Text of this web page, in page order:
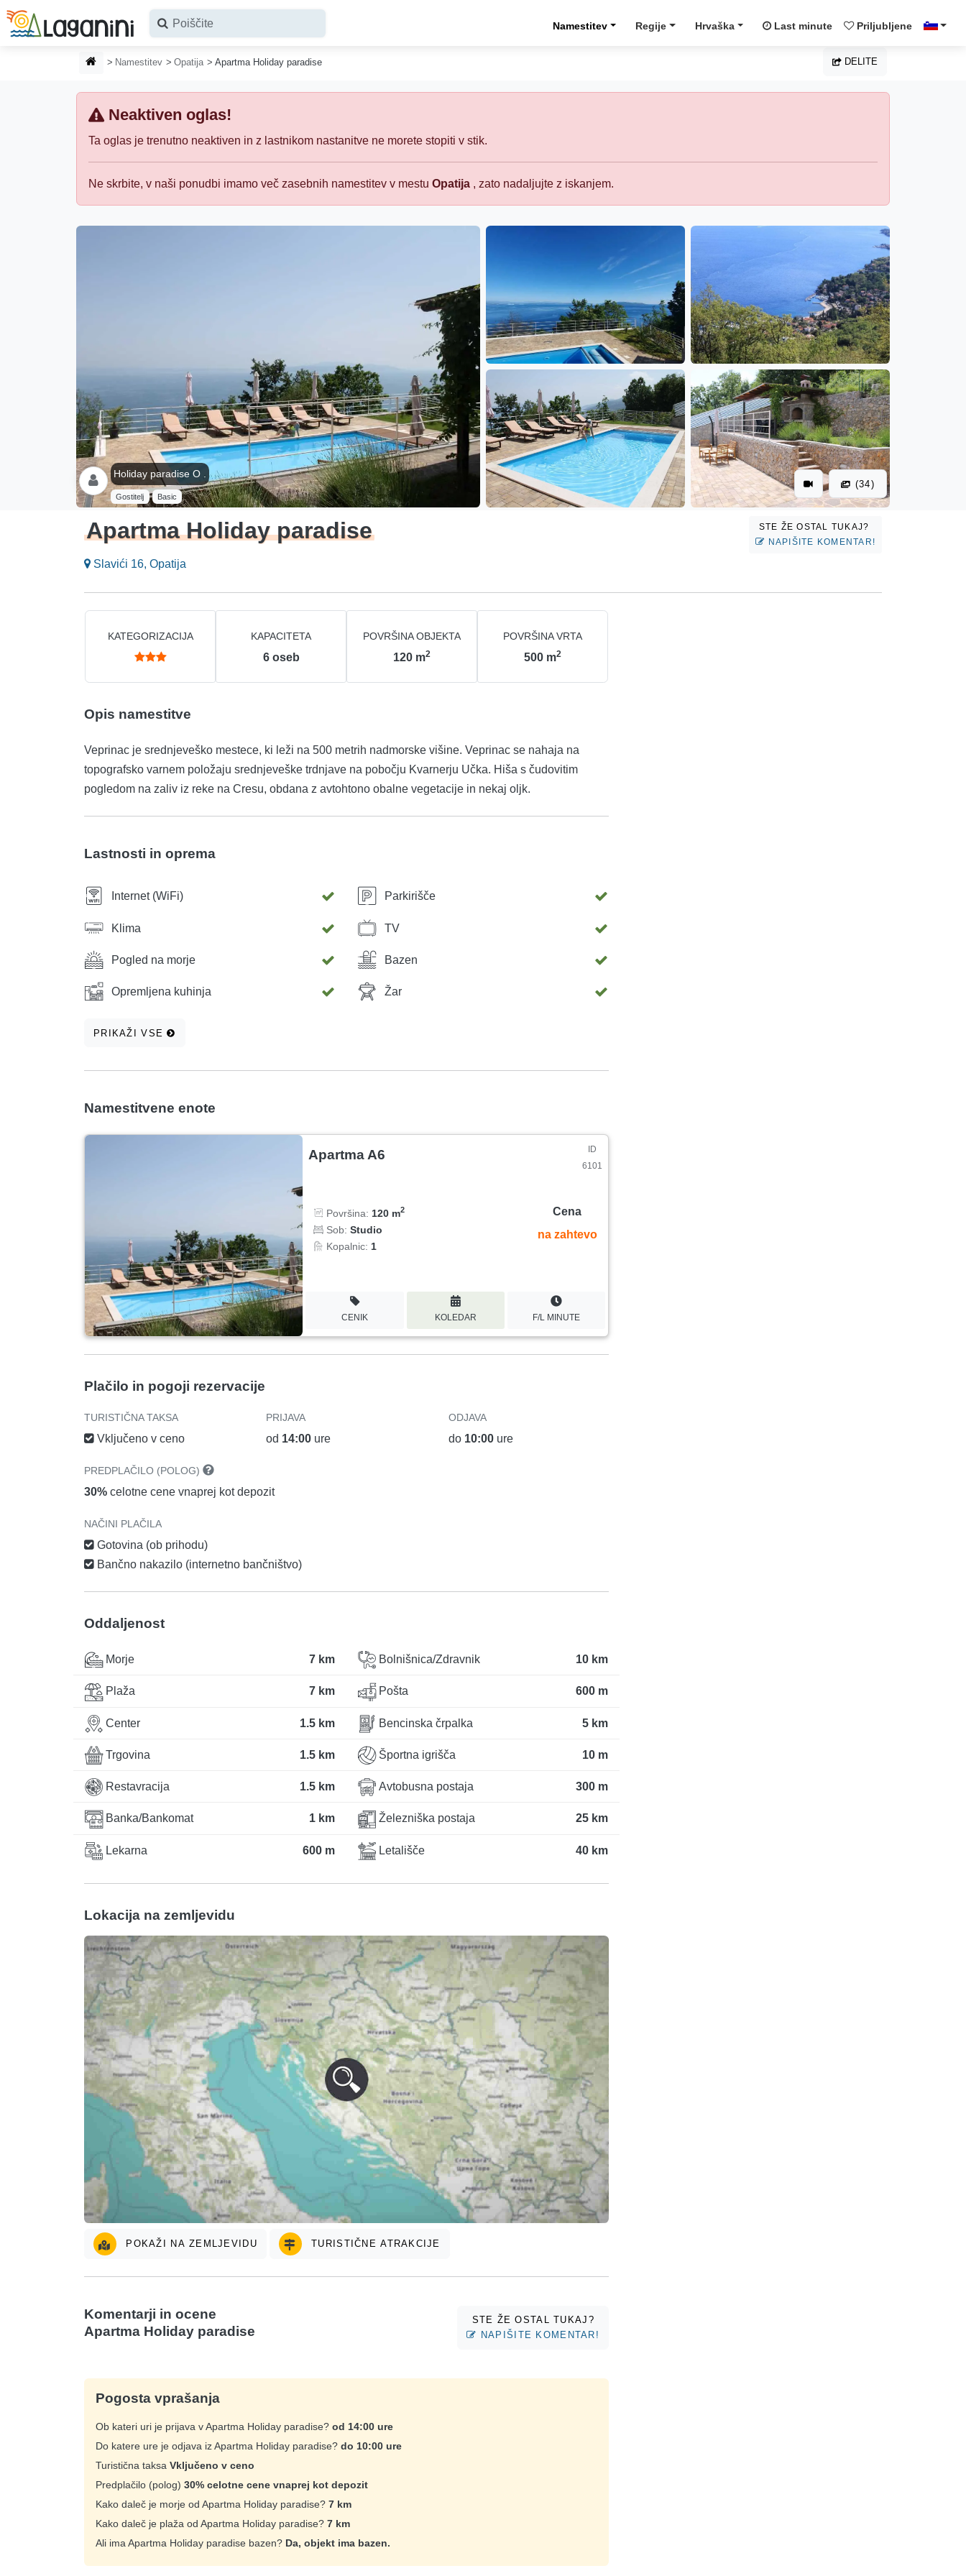
Preskoči na glavno vsebino
Namestitev Regije Hrvaška Last minute Priljubljene
DOMAČA STRAN
Namestitev Opatija Apartma Holiday paradise DELITE
Neaktiven oglas!
Ta oglas je trenutno neaktiven in z lastnikom nastanitve ne morete stopiti v stik.
Ne skrbite, v naši ponudbi imamo več zasebnih namestitev v mestu Opatija , zato nadaljujte z iskanjem.
Holiday paradise O .
Gostitelj Basic
(34)
Apartma Holiday paradise
Slavići 16, Opatija
STE ŽE OSTAL TUKAJ?
NAPIŠITE KOMENTAR!
KATEGORIZACIJA KAPACITETA
6 oseb
POVRŠINA OBJEKTA
120 m2
POVRŠINA VRTA
500 m2
Opis namestitve
Veprinac je srednjeveško mestece, ki leži na 500 metrih nadmorske višine. Veprinac se nahaja na
topografsko varnem položaju srednjeveške trdnjave na pobočju Kvarnerju Učka. Hiša s čudovitim
pogledom na zaliv iz reke na Cresu, obdana z avtohtono obalne vegetacije in nekaj oljk.
Lastnosti in oprema
Internet (WiFi) Parkirišče
Klima TV
Pogled na morje Bazen
Opremljena kuhinja Žar
PRIKAŽI VSE
Namestitvene enote
Apartma A6
ID
6101
Površina: 120 m2
Sob:Studio
Kopalnic: 1
Cena
na zahtevo
CENIK KOLEDAR F/L MINUTE
Plačilo in pogoji rezervacije
TURISTIČNA TAKSA
Vključeno v ceno
PRIJAVA
od 14:00 ure
ODJAVA
do 10:00ure
PREDPLAČILO (POLOG)
30% celotne cene vnaprej kot depozit
NAČINI PLAČILA
Gotovina (ob prihodu)
Bančno nakazilo (internetno bančništvo)
Oddaljenost
Morje 7 km
Plaža 7 km
Center 1.5 km
Trgovina 1.5 km
Restavracija 1.5 km
Banka/Bankomat 1 km
Lekarna 600 m
Bolnišnica/Zdravnik 10 km
Pošta 600 m
Bencinska črpalka 5 km
Športna igrišča 10 m
Avtobusna postaja 300 m
Železniška postaja 25 km
Letališče 40 km
Lokacija na zemljevidu
POKAŽI NA ZEMLJEVIDU TURISTIČNE ATRAKCIJE
Komentarji in ocene
Apartma Holiday paradise
STE ŽE OSTAL TUKAJ?
NAPIŠITE KOMENTAR!
Pogosta vprašanja
Ob kateri uri je prijava v Apartma Holiday paradise? od 14:00 ure
Do katere ure je odjava iz Apartma Holiday paradise? do 10:00 ure
Turistična taksa Vključeno v ceno
Predplačilo (polog) 30% celotne cene vnaprej kot depozit
Kako daleč je morje od Apartma Holiday paradise? 7 km
Kako daleč je plaža od Apartma Holiday paradise? 7 km
Ali ima Apartma Holiday paradise bazen? Da, objekt ima bazen.